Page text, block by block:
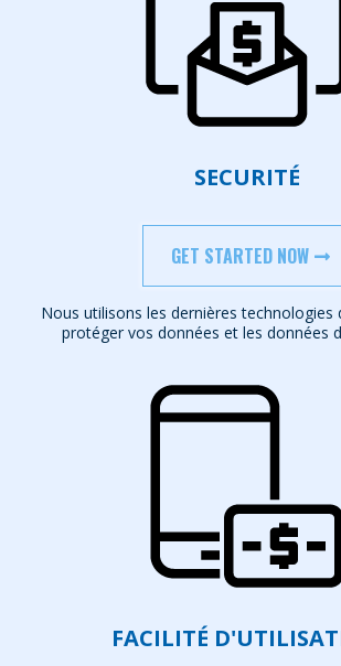
SECURITÉ
GET STARTED NOW
Nous utilisons les dernières technologies
protéger vos données et les données
FACILITÉ